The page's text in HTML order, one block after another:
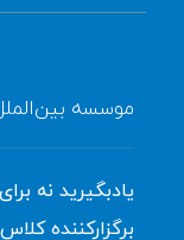
موسسه
یادبگیرید نه
برگزارکننده